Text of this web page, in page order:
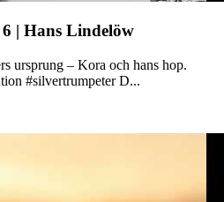
| Hans Lindelöw
ursprung – Kora och hans hop.
#silvertrumpeter D...